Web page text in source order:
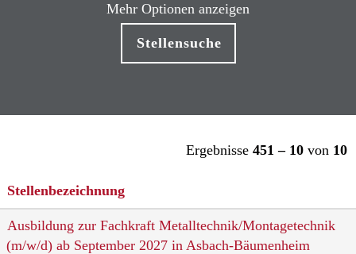
Mehr Optionen anzeigen
Ergebnisse 451 – 10 von 10
Stellenbezeichnung
Ausbildung zur Fachkraft Metalltechnik/Montagetechnik
(m/w/d) ab September 2027 in Asbach-Bäumenheim